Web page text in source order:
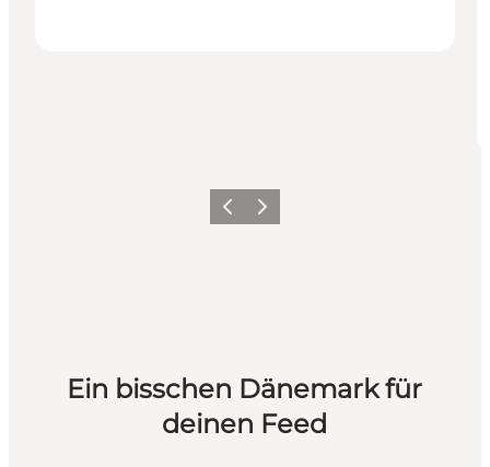
ZurückWeiter
Ein bisschen Dänemark für
deinen Feed